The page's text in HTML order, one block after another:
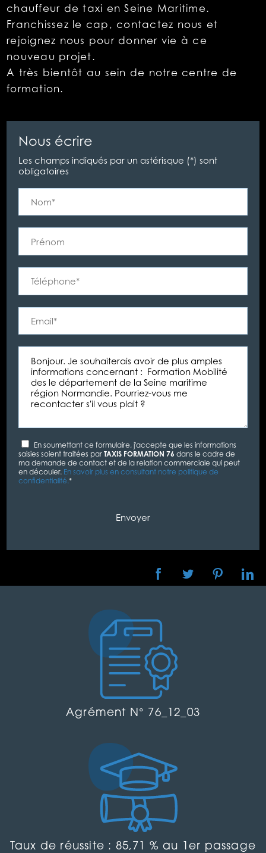
chauffeur de taxi en Seine Maritime.
Franchissez le cap, contactez nous et
rejoignez nous pour donner vie à ce
nouveau projet.
A très bientôt au sein de notre centre de
formation.
Nous écrire
Les champs indiqués par un astérisque (*) sont
obligatoires
En soumettant ce formulaire, j'accepte que les informations
saisies soient traitées parTAXIS FORMATION 76 dans le cadre de
ma demande de contact et de la relation commerciale qui peut
en découler. En savoir plus en consultant notre politique de
confidentialité.*
Agrément N° 76_12_03
Taux de réussite : 85,71 % au 1er passage